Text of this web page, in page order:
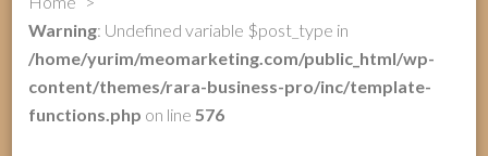
Warning: Undefined variable $post_type in
/home/yurim/meomarketing.com/public_html/wp-
content/themes/rara-business-pro/inc/template-
functions.php on line576